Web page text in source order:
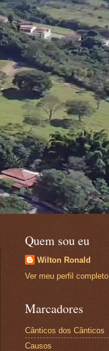
Quem sou eu
Wilton Ronald
Ver meu perfil completo
Marcadores
Cânticos dos Cânticos
Causos